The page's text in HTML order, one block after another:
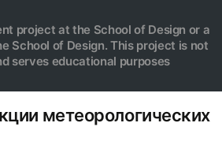
project at the School of Design or a
School of Design. This project is not
serves educational purposes
метеорологических